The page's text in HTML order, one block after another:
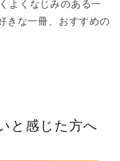
よくなじみのある一
きな一冊、おすすめの
と感じた方へ